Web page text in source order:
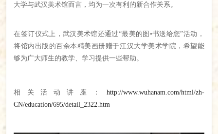
大学与武汉美术馆而言，均为一次有利的新合作关系。
在签订仪式上，武汉美术馆还通过“最美的图•书送给您”活动，
将馆内出版的百余本精美画册赠于江汉大学美术学院，希望能
够为广大师生的教学、学习提供一些帮助。
相关活动讲座： http://www.wuhanam.com/html/zh-
CN/education/695/detail_2322.htm